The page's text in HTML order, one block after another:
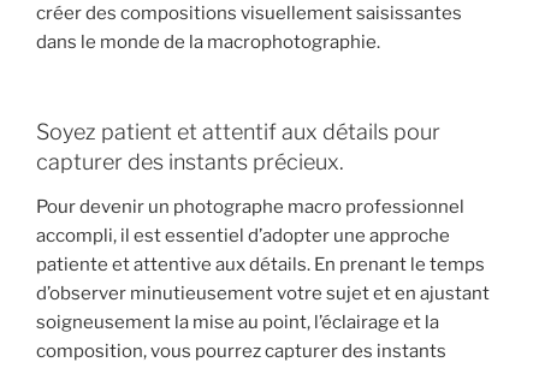
créer des compositions visuellement saisissantes
dans le monde de la macrophotographie.
Soyez patient et attentif aux détails pour
capturer des instants précieux.
Pour devenir un photographe macro professionnel
accompli, il est essentiel d’adopter une approche
patiente et attentive aux détails. En prenant le temps
d’observer minutieusement votre sujet et en ajustant
soigneusement la mise au point, l’éclairage et la
composition, vous pourrez capturer des instants